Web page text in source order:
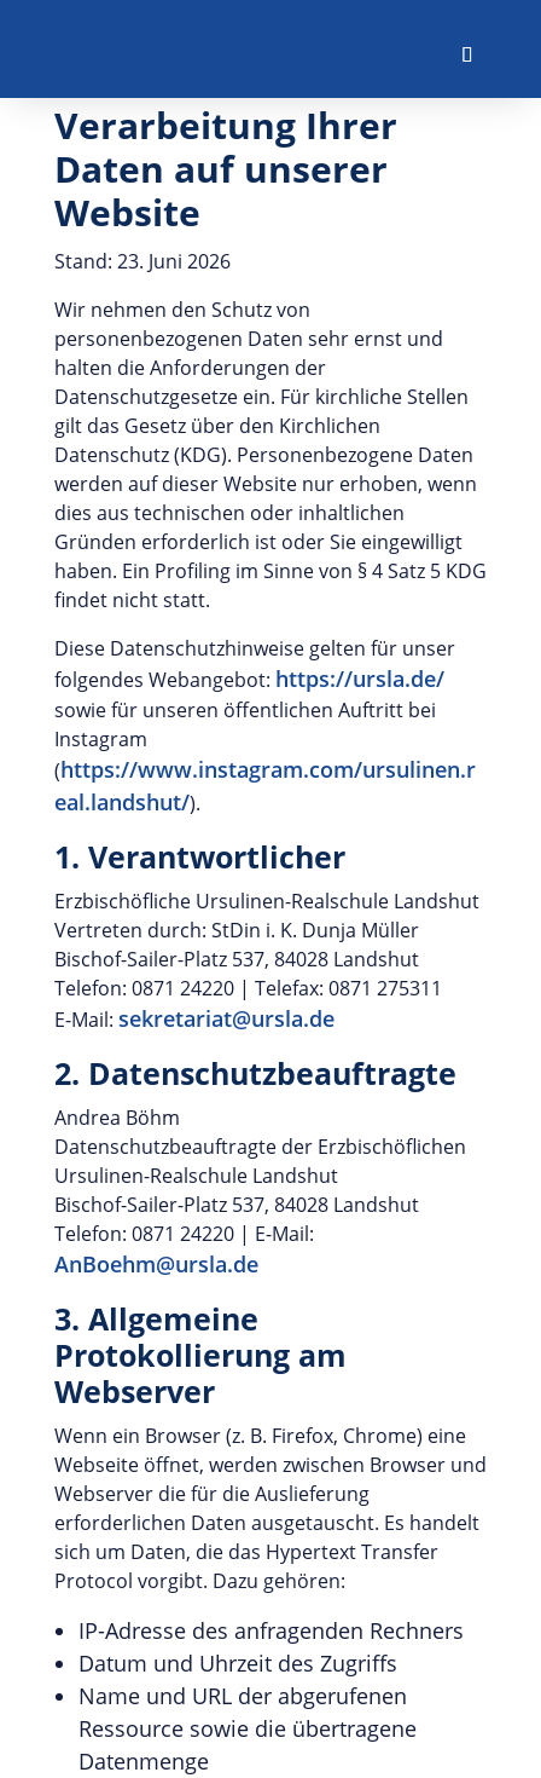
Verarbeitung Ihrer
Daten auf unserer
Website
Stand: 23. Juni 2026
Wir nehmen den Schutz von
personenbezogenen Daten sehr ernst und
halten die Anforderungen der
Datenschutzgesetze ein. Für kirchliche Stellen
gilt das Gesetz über den Kirchlichen
Datenschutz (KDG). Personenbezogene Daten
werden auf dieser Website nur erhoben, wenn
dies aus technischen oder inhaltlichen
Gründen erforderlich ist oder Sie eingewilligt
haben. Ein Profiling im Sinne von § 4 Satz 5 KDG
findet nicht statt.
Diese Datenschutzhinweise gelten für unser
folgendes Webangebot: https://ursla.de/
sowie für unseren öffentlichen Auftritt bei
Instagram
(https://www.instagram.com/ursulinen.r
eal.landshut/).
1. Verantwortlicher
Erzbischöfliche Ursulinen-Realschule Landshut
Vertreten durch: StDin i. K. Dunja Müller
Bischof-Sailer-Platz 537, 84028 Landshut
Telefon: 0871 24220 | Telefax: 0871 275311
E-Mail: sekretariat@ursla.de
2. Datenschutzbeauftragte
Andrea Böhm
Datenschutzbeauftragte der Erzbischöflichen
Ursulinen-Realschule Landshut
Bischof-Sailer-Platz 537, 84028 Landshut
Telefon: 0871 24220 | E-Mail:
AnBoehm@ursla.de
3. Allgemeine
Protokollierung am
Webserver
Wenn ein Browser (z. B. Firefox, Chrome) eine
Webseite öffnet, werden zwischen Browser und
Webserver die für die Auslieferung
erforderlichen Daten ausgetauscht. Es handelt
sich um Daten, die das Hypertext Transfer
Protocol vorgibt. Dazu gehören:
IP-Adresse des anfragenden Rechners
Datum und Uhrzeit des Zugriffs
Name und URL der abgerufenen
Ressource sowie die übertragene
Datenmenge